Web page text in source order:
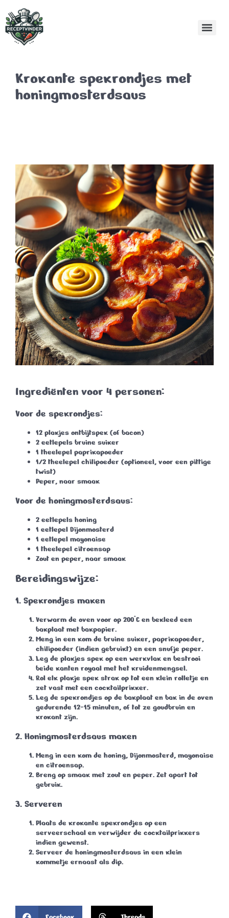
Krokante spekrondjes met
honingmosterdsaus
Ingrediënten voor 4 personen:
Voor de spekrondjes:
12 plakjes ontbijtspek (of bacon)
2 eetlepels bruine suiker
1 theelepel paprikapoeder
1/2 theelepel chilipoeder (optioneel, voor een pittige
twist)
Peper, naar smaak
Voor de honingmosterdsaus:
2 eetlepels honing
1 eetlepel Dijonmosterd
1 eetlepel mayonaise
1 theelepel citroensap
Zout en peper, naar smaak
Bereidingswijze:
1. Spekrondjes maken
Verwarm de oven voor op 200°C en bekleed een
bakplaat met bakpapier.
Meng in een kom de bruine suiker, paprikapoeder,
chilipoeder (indien gebruikt) en een snufje peper.
Leg de plakjes spek op een werkvlak en bestrooi
beide kanten royaal met het kruidenmengsel.
Rol elk plakje spek strak op tot een klein rolletje en
zet vast met een cocktailprikker.
Leg de spekrondjes op de bakplaat en bak in de oven
gedurende 12-15 minuten, of tot ze goudbruin en
krokant zijn.
2. Honingmosterdsaus maken
Meng in een kom de honing, Dijonmosterd, mayonaise
en citroensap.
Breng op smaak met zout en peper. Zet apart tot
gebruik.
3. Serveren
Plaats de krokante spekrondjes op een
serveerschaal en verwijder de cocktailprikkers
indien gewenst.
Serveer de honingmosterdsaus in een klein
kommetje ernaast als dip.